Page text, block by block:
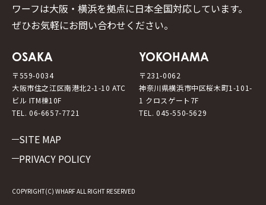
ワーフは大阪・横浜を拠点に日本全国対応しています。
ぜひお気軽にお問い合わせください。
OSAKA
〒559-0034
大阪市住之江区南港北2-1-10 ATC
ビル ITM棟10F
TEL. 06-6657-7721
YOKOHAMA
〒231-0062
神奈川県横浜市中区桜木町1-101-
1 クロスゲート7F
TEL. 045-550-5629
SITE MAP
PRIVACY POLICY
COPYRIGHT(C) WHARF ALL RIGHT RESERVED